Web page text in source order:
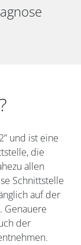
und ist eine
die
allen
Schnittstelle
auf der
Genauere
der